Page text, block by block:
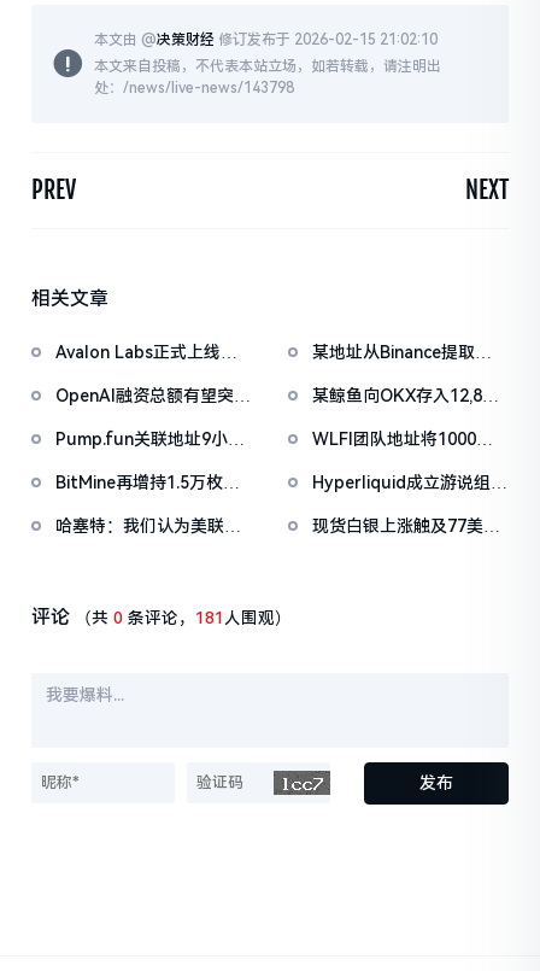
本文由 @决策财经 修订发布于 2026-02-15 21:02:10
本文来自投稿，不代表本站立场，如若转载，请注明出
处：/news/live-news/143798
PREV NEXT
相关文章
Avalon Labs正式上线
某地址从Binance提取
722万美元
OpenAI融资总额有望突破
某鲸鱼向OKX存入12,840
Pump.fun关联地址9小时
PUMP
WLFI团队地址将1000万
BitMine再增持1.5万枚
Hyperliquid成立游说组织
Center」，将以2800万
哈塞特：我们认为美联储
现货白银上涨触及77美元/
评论 （共0 条评论， 181 人围观）
发布